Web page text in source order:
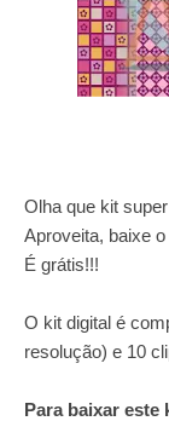
Olha que kit
Aproveita, baixe
É grátis!!!
O kit digital é
resolução) e 10
Para baixar este